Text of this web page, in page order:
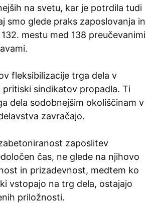
na svetu, kar je potrdila tudi
smo glede praks zaposlovanja in
mestu med 138 preučevanimi
fleksibilizacije trga dela v
pritiski sindikatov propadla. Ti
dela sodobnejšim okoliščinam v
zavračajo.
zaposlitev
čas, ne glede na njihovo
in prizadevnost, medtem ko
vstopajo na trg dela, ostajajo
priložnosti.